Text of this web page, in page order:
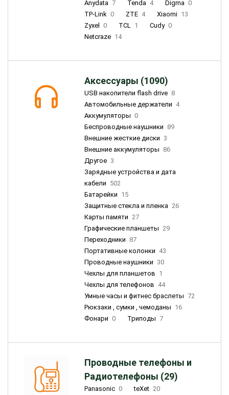
Anydata 7 Tenda 4 Digma 0
TP-Link 0 ZTE 4 Xiaomi 13
Zyxel
0 TCL 1 Cudy 0
Netcraze 14
Аксессуары (1090)
USB накопители flash drive 8
Автомобильные держатели 4
Аккумуляторы 0
Беспроводные наушники 89
Внешние жесткие диски 3
Внешние аккумуляторы 86
Другое 3
Зарядные устройства и дата
кабели 502
Батарейки 15
Защитные стекла и пленка 26
Карты памяти 27
Графические планшеты 29
Переходники 87
Портативные колонки 43
Проводные наушники 30
Чехлы для планшетов 1
Чехлы для телефонов 44
Умные часы и фитнес браслеты 72
Рюкзаки , сумки , чемоданы 16
Фонари 0 Триподы 7
Проводные телефоны и
Радиотелефоны (29)
Panasonic 0 teXet 20